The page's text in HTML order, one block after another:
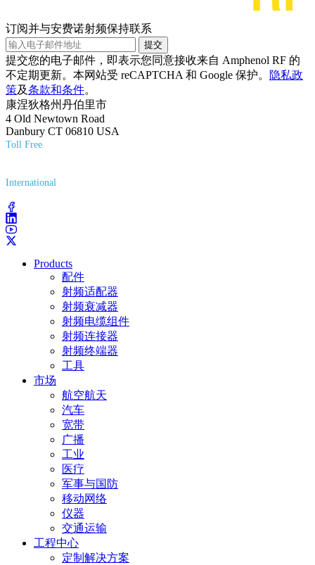
订阅并与安费诺射频保持联系
提交
提交您的电子邮件，即表示您同意接收来自 Amphenol RF 的
不定期更新。本网站受 reCAPTCHA 和 Google 保护。
隐私政
策及条款和条件。
康涅狄格州丹伯里市
4 Old Newtown Road
Danbury CT 06810 USA
Toll Free
International
Products
配件
射频适配器
射频衰减器
射频电缆组件
射频连接器
射频终端器
工具
市场
航空航天
汽车
宽带
广播
工业
医疗
军事与国防
移动网络
仪器
交通运输
工程中心
定制解决方案